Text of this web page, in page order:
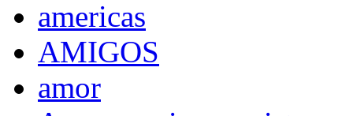
americas
AMIGOS
amor